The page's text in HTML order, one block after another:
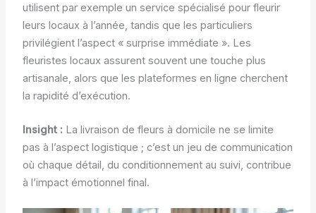
utilisent par exemple un service spécialisé pour fleurir
leurs locaux à l’année, tandis que les particuliers
privilégient l’aspect « surprise immédiate ». Les
fleuristes locaux assurent souvent une touche plus
artisanale, alors que les plateformes en ligne cherchent
la rapidité d’exécution.
Insight : La livraison de fleurs à domicile ne se limite
pas à l’aspect logistique ; c’est un jeu de communication
où chaque détail, du conditionnement au suivi, contribue
à l’impact émotionnel final.